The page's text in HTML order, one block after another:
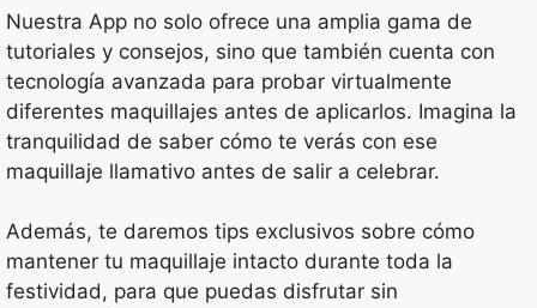
Nuestra App no solo ofrece una amplia gama de
tutoriales y consejos, sino que también cuenta con
tecnología avanzada para probar virtualmente
diferentes maquillajes antes de aplicarlos. Imagina la
tranquilidad de saber cómo te verás con ese
maquillaje llamativo antes de salir a celebrar.
Además, te daremos tips exclusivos sobre cómo
mantener tu maquillaje intacto durante toda la
festividad, para que puedas disfrutar sin